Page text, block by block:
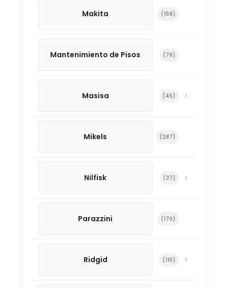
Makita 158158 productos
Mantenimiento de Pisos 7676 productos
Masisa 4545 productos
Mikels 287287 productos
Nilfisk 3737 productos
Parazzini 170170 productos
Ridgid 110110 productos